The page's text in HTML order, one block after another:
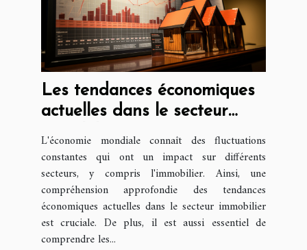
Les tendances économiques
actuelles dans le secteur
juridique
L'économie mondiale connaît des fluctuations
constantes qui ont un impact sur différents
secteurs, y compris l'immobilier. Ainsi, une
compréhension approfondie des tendances
économiques actuelles dans le secteur immobilier
est cruciale. De plus, il est aussi essentiel de
comprendre les...